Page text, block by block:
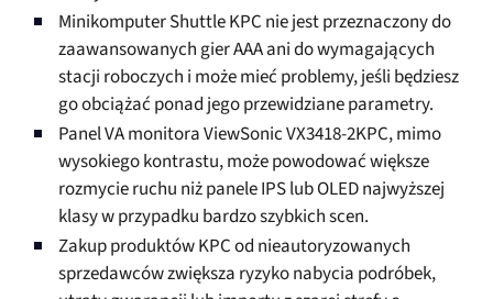
Minikomputer Shuttle KPC nie jest przeznaczony do
zaawansowanych gier AAA ani do wymagających
stacji roboczych i może mieć problemy, jeśli będziesz
go obciążać ponad jego przewidziane parametry.
Panel VA monitora ViewSonic VX3418-2KPC, mimo
wysokiego kontrastu, może powodować większe
rozmycie ruchu niż panele IPS lub OLED najwyższej
klasy w przypadku bardzo szybkich scen.
Zakup produktów KPC od nieautoryzowanych
sprzedawców zwiększa ryzyko nabycia podróbek,